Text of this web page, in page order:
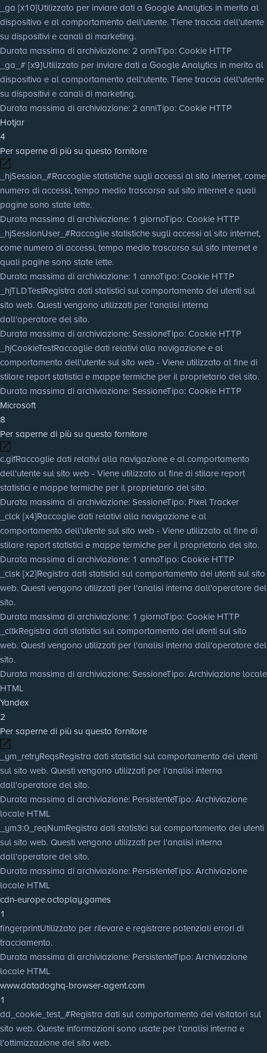
_ga [x10]Utilizzato per inviare dati a Google Analytics in merito al
dispositivo e al comportamento dell'utente. Tiene traccia dell'utente
su dispositivi e canali di marketing.
Durata massima di archiviazione: 2 anniTipo: Cookie HTTP
_ga_# [x9]Utilizzato per inviare dati a Google Analytics in merito al
dispositivo e al comportamento dell'utente. Tiene traccia dell'utente
su dispositivi e canali di marketing.
Durata massima di archiviazione: 2 anniTipo: Cookie HTTP
Hotjar
4
Per saperne di più su questo fornitore
_hjSession_#Raccoglie statistiche sugli accessi al sito internet, come
numero di accessi, tempo medio trascorso sul sito internet e quali
pagine sono state lette.
Durata massima di archiviazione: 1 giornoTipo: Cookie HTTP
_hjSessionUser_#Raccoglie statistiche sugli accessi al sito internet,
come numero di accessi, tempo medio trascorso sul sito internet e
quali pagine sono state lette.
Durata massima di archiviazione: 1 annoTipo: Cookie HTTP
_hjTLDTestRegistra dati statistici sul comportamento dei utenti sul
sito web. Questi vengono utilizzati per l'analisi interna
dall'operatore del sito.
Durata massima di archiviazione: SessioneTipo: Cookie HTTP
_hjCookieTestRaccoglie dati relativi alla navigazione e al
comportamento dell'utente sul sito web - Viene utilizzato al fine di
stilare report statistici e mappe termiche per il proprietario del sito.
Durata massima di archiviazione: SessioneTipo: Cookie HTTP
Microsoft
8
Per saperne di più su questo fornitore
c.gifRaccoglie dati relativi alla navigazione e al comportamento
dell'utente sul sito web - Viene utilizzato al fine di stilare report
statistici e mappe termiche per il proprietario del sito.
Durata massima di archiviazione: SessioneTipo: Pixel Tracker
_clck [x4]Raccoglie dati relativi alla navigazione e al
comportamento dell'utente sul sito web - Viene utilizzato al fine di
stilare report statistici e mappe termiche per il proprietario del sito.
Durata massima di archiviazione: 1 annoTipo: Cookie HTTP
_clsk [x2]Registra dati statistici sul comportamento dei utenti sul sito
web. Questi vengono utilizzati per l'analisi interna dall'operatore del
sito.
Durata massima di archiviazione: 1 giornoTipo: Cookie HTTP
_cltkRegistra dati statistici sul comportamento dei utenti sul sito
web. Questi vengono utilizzati per l'analisi interna dall'operatore del
sito.
Durata massima di archiviazione: SessioneTipo: Archiviazione locale
HTML
Yandex
2
Per saperne di più su questo fornitore
_ym_retryReqsRegistra dati statistici sul comportamento dei utenti
sul sito web. Questi vengono utilizzati per l'analisi interna
dall'operatore del sito.
Durata massima di archiviazione: PersistenteTipo: Archiviazione
locale HTML
_ym3:0_reqNumRegistra dati statistici sul comportamento dei utenti
sul sito web. Questi vengono utilizzati per l'analisi interna
dall'operatore del sito.
Durata massima di archiviazione: PersistenteTipo: Archiviazione
locale HTML
cdn-europe.octoplay.games
1
fingerprintUtilizzato per rilevare e registrare potenziali errori di
tracciamento.
Durata massima di archiviazione: PersistenteTipo: Archiviazione
locale HTML
www.datadoghq-browser-agent.com
1
dd_cookie_test_#Registra dati sul comportamento dei visitatori sul
sito web. Queste informazioni sono usate per l'analisi interna e
l'ottimizzazione del sito web.